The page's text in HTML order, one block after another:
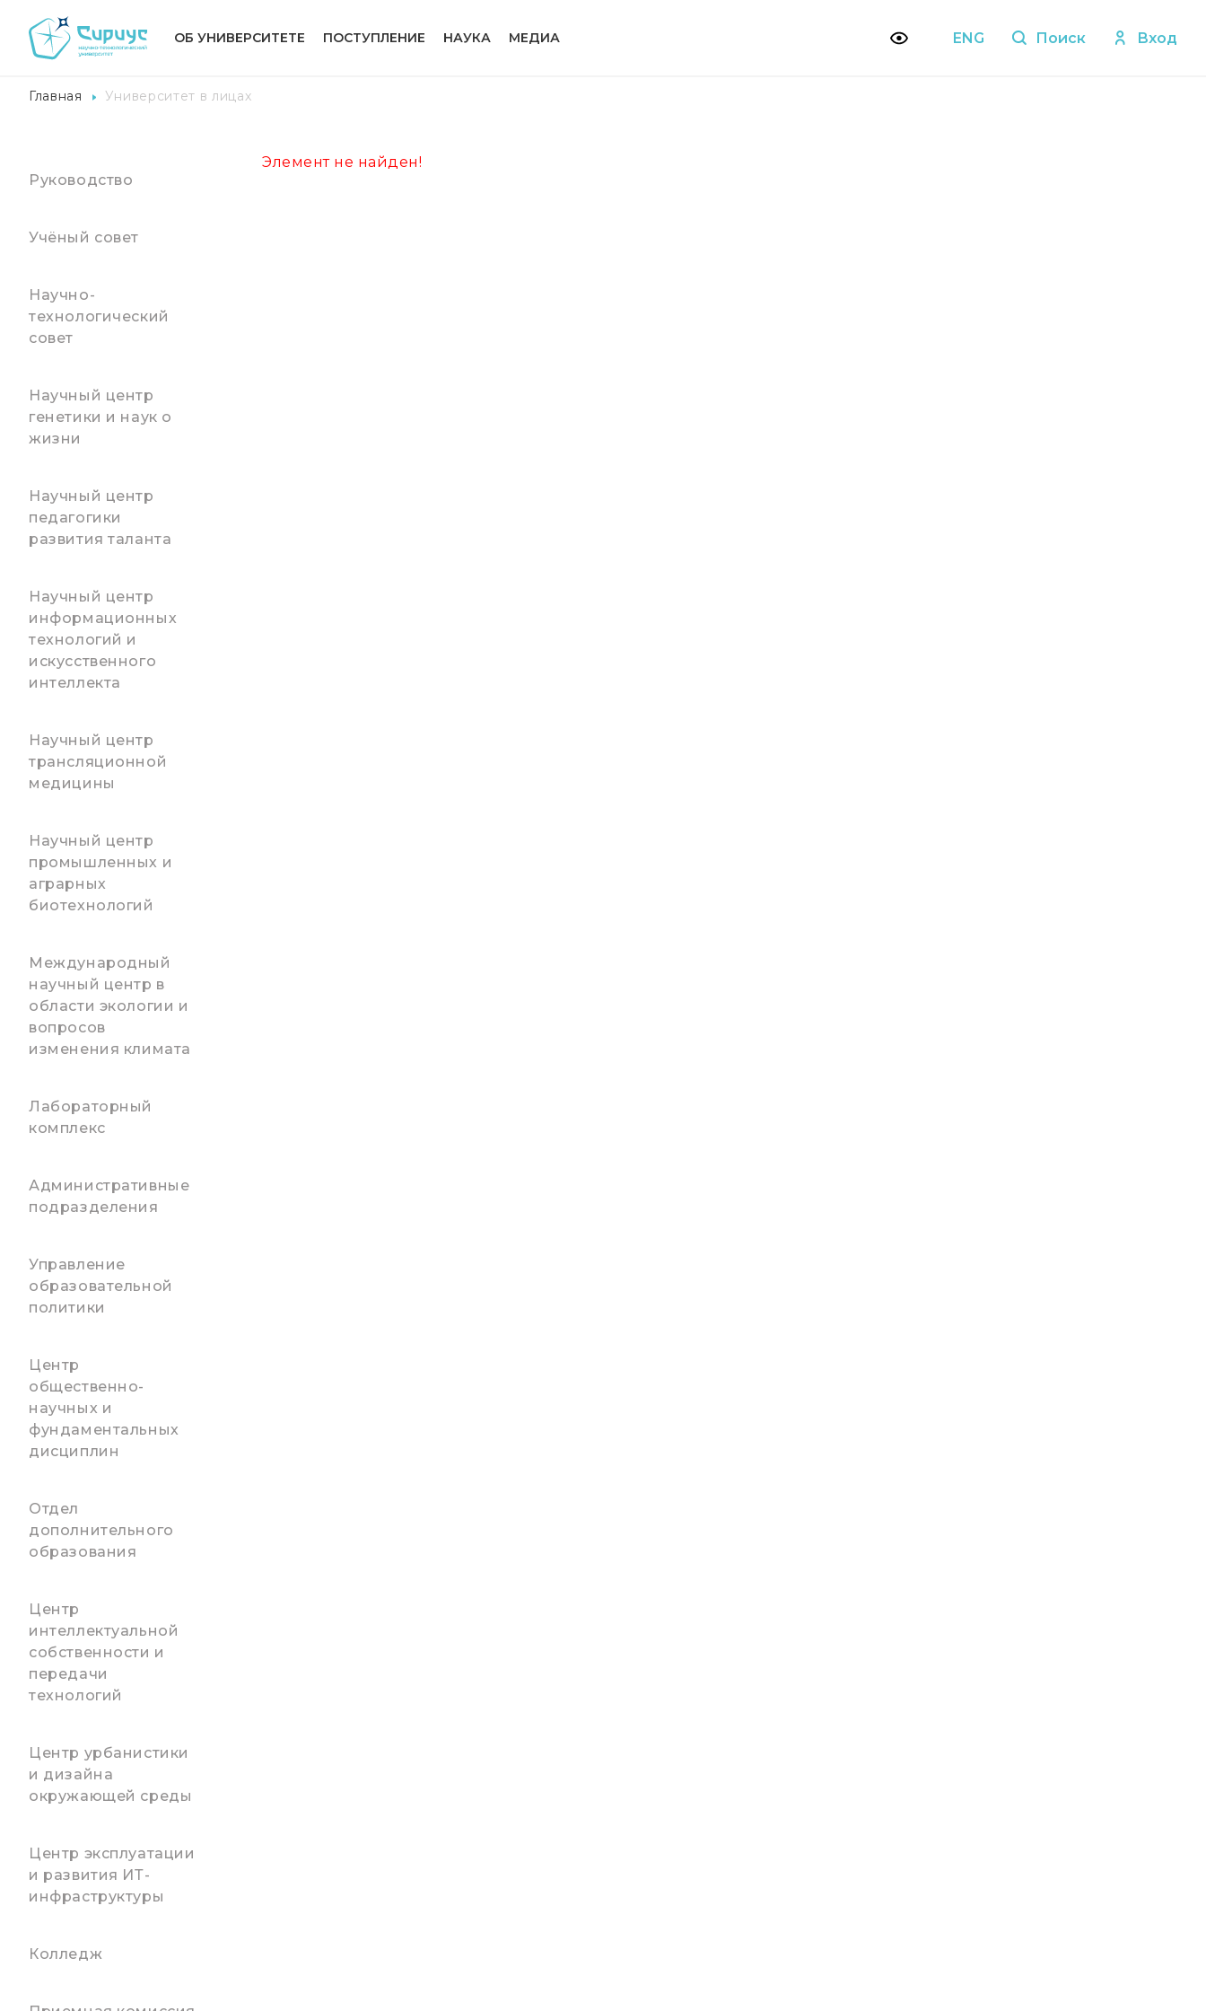
ОБ УНИВЕРСИТЕТЕ ПОСТУПЛЕНИЕ НАУКА МЕДИА ENG Поиск Вход
Главная Университет в лицах
Руководство
Учёный совет
Научно-
технологический
совет
Научный центр
генетики и наук о
жизни
Научный центр
педагогики
развития таланта
Научный центр
информационных
технологий и
искусственного
интеллекта
Научный центр
трансляционной
медицины
Научный центр
промышленных и
аграрных
биотехнологий
Международный
научный центр в
области экологии и
вопросов
изменения климата
Лабораторный
комплекс
Административные
подразделения
Управление
образовательной
политики
Центр
общественно-
научных и
фундаментальных
дисциплин
Отдел
дополнительного
образования
Центр
интеллектуальной
собственности и
передачи
технологий
Центр урбанистики
и дизайна
окружающей среды
Центр эксплуатации
и развития ИТ-
инфраструктуры
Колледж
Элемент не найден!